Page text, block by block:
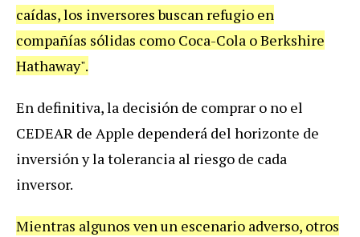
caídas, los inversores buscan refugio en
compañías sólidas como Coca-Cola o Berkshire
Hathaway".
En definitiva, la decisión de comprar o no el
CEDEAR de Apple dependerá del horizonte de
inversión y la tolerancia al riesgo de cada
inversor.
Mientras algunos ven un escenario adverso, otros